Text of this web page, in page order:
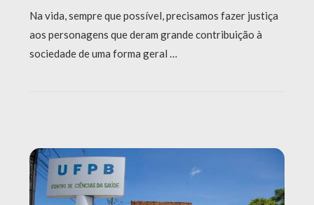
Na vida, sempre que possível, precisamos fazer justiça
aos personagens que deram grande contribuição à
sociedade de uma forma geral …